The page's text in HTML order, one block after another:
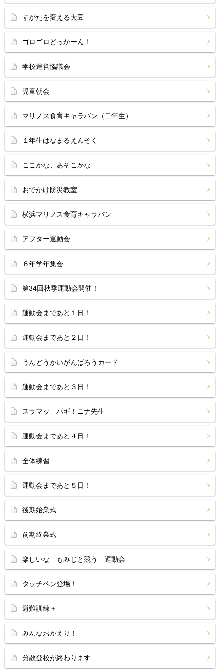
すがたを変える大豆
ゴロゴロどっかーん！
学校運営協議会
児童朝会
マリノス食育キャラバン（二年生）
１年生はなまるえんそく
ここかな、あそこかな
おでかけ防災教室
横浜マリノス食育キャラバン
アフター運動会
６年学年集会
第34回秋季運動会開催！
運動会まであと１日！
運動会まであと２日！
うんどうかいがんばろうカード
運動会まであと３日！
スラマッ パギ！ニナ先生
運動会まであと４日！
全体練習
運動会まであと５日！
後期始業式
前期終業式
楽しいな もみじと競う 運動会
タッチペン登場！
避難訓練＋
みんなおかえり！
分散登校が終わります